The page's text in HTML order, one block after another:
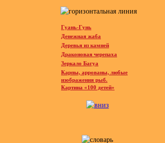
Гуань-Гунь
Денежная жаба
Деревья из камней
Драконовая черепаха
Зеркало Багуа
Карпы, аррованы, любые
изображения рыб.
Картина «100 детей»